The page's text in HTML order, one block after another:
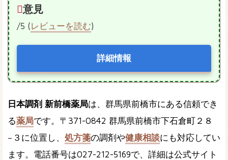
意見
/5 (レビューを読む)
詳細情報
日本調剤 新前橋薬局は、群馬県前橋市にある信頼でき
る薬局です。〒371-0842 群馬県前橋市下石倉町２８
−３に位置し、 処方箋の調剤や健康相談にも対応してい
ます。電話番号は027-212-5169で、詳細は公式サイト